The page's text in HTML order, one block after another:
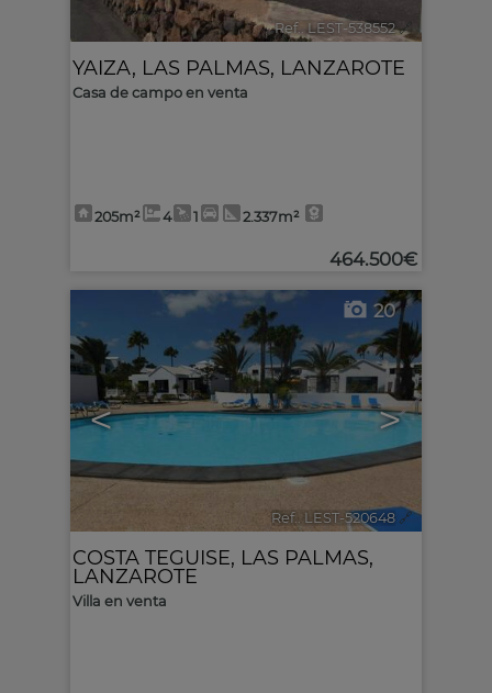
Ref.. LEST-538552 🔗
YAIZA, LAS PALMAS, LANZAROTE
Casa de campo en venta
205m² 4 1 2.337m²
464.500€
< >
20
Ref.. LEST-520648 🔗
COSTA TEGUISE, LAS PALMAS,
LANZAROTE
Villa en venta